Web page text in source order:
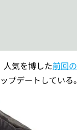
人気を博した前回
プデートしている。